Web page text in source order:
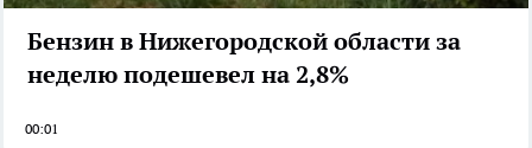
Бензин в Нижегородской области за
неделю подешевел на 2,8%
00:01